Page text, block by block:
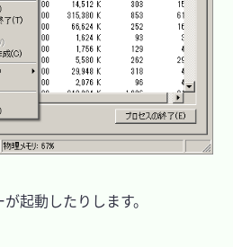
起動したりします。